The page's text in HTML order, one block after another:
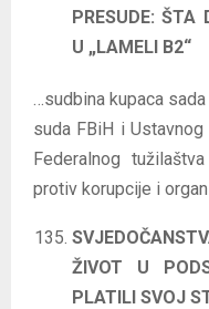
PRESUDE: ŠTA
U „LAMELI B2“
…sudbina kupaca
suda FBiH i
Federalnog
protiv korupcije i
ŽIVOT U
PLATILI SVOJ